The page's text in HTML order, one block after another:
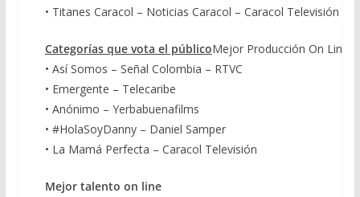
• Titanes Caracol – Noticias Caracol – Caracol Televisión
Categorías que vota el públicoMejor Producción On Line
• Así Somos – Señal Colombia – RTVC
• Emergente – Telecaribe
• Anónimo – Yerbabuenafilms
• #HolaSoyDanny – Daniel Samper
• La Mamá Perfecta – Caracol Televisión
Mejor talento on line